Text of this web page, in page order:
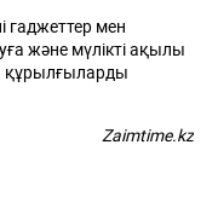
гаджеттер мен
және мүлікті ақылы
құрылғыларды
Zaimtime.kz